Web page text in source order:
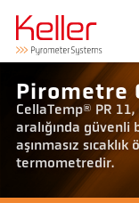
Pirometre
CellaTemp® PR 11,
aralığında güvenli
aşınmasız sıcaklık
termometredir.